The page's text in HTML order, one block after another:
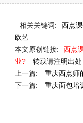
相关关键词: 西点
欧艺
本文原创链接:
西点
业?
转载请注明出处
上一篇:
重庆西点师
下一篇:
重庆面包培